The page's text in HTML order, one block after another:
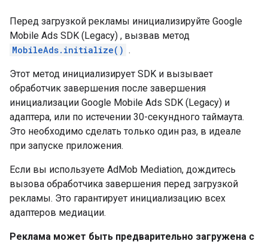
Перед загрузкой рекламы инициализируйте Google
Mobile Ads SDK (Legacy) , вызвав метод
MobileAds.initialize() .
Этот метод инициализирует SDK и вызывает
обработчик завершения после завершения
инициализации Google Mobile Ads SDK (Legacy) и
адаптера, или по истечении 30-секундного таймаута.
Это необходимо сделать только один раз, в идеале
при запуске приложения.
Если вы используете AdMob Mediation, дождитесь
вызова обработчика завершения перед загрузкой
рекламы. Это гарантирует инициализацию всех
адаптеров медиации.
Реклама может быть предварительно загружена с